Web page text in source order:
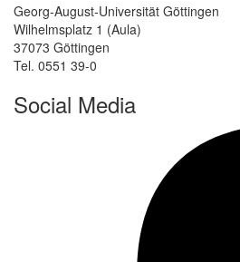
Georg-August-Universität Göttingen
Wilhelmsplatz 1 (Aula)
37073 Göttingen
Tel. 0551 39-0
Social Media